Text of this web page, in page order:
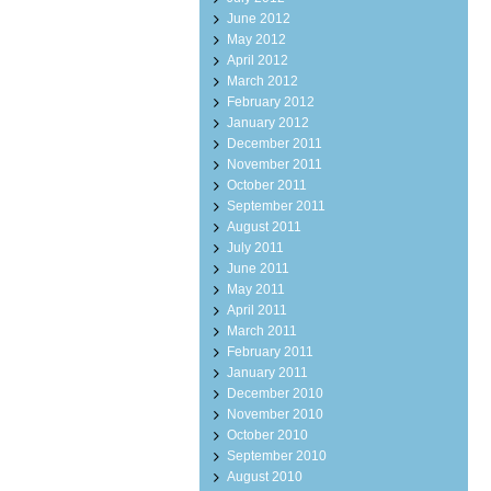
June 2012
May 2012
April 2012
March 2012
February 2012
January 2012
December 2011
November 2011
October 2011
September 2011
August 2011
July 2011
June 2011
May 2011
April 2011
March 2011
February 2011
January 2011
December 2010
November 2010
October 2010
September 2010
August 2010